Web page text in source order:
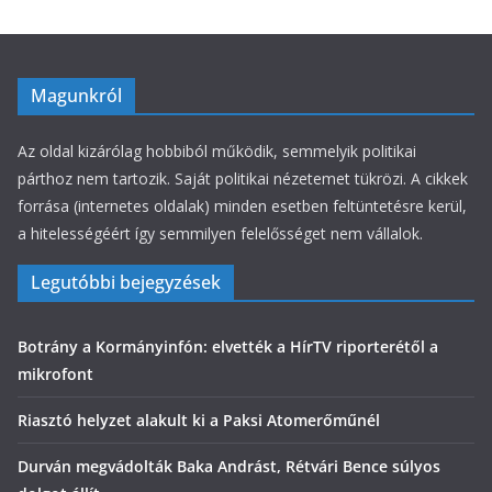
Magunkról
Az oldal kizárólag hobbiból működik, semmelyik politikai
párthoz nem tartozik. Saját politikai nézetemet tükrözi. A cikkek
forrása (internetes oldalak) minden esetben feltüntetésre kerül,
a hitelességéért így semmilyen felelősséget nem vállalok.
Legutóbbi bejegyzések
Botrány a Kormányinfón: elvették a HírTV riporterétől a
mikrofont
Riasztó helyzet alakult ki a Paksi Atomerőműnél
Durván megvádolták Baka Andrást, Rétvári Bence súlyos